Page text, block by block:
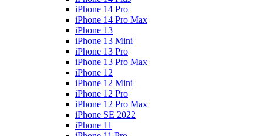
iPhone 14 Pro
iPhone 14 Pro Max
iPhone 13
iPhone 13 Mini
iPhone 13 Pro
iPhone 13 Pro Max
iPhone 12
iPhone 12 Mini
iPhone 12 Pro
iPhone 12 Pro Max
iPhone SE 2022
iPhone 11